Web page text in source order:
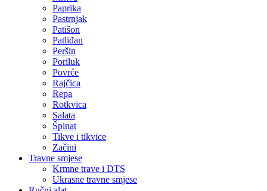
Paprika
Pastrnjak
Patišon
Patliđan
Peršin
Poriluk
Povrće
Rajčica
Repa
Rotkvica
Salata
Špinat
Tikve i tikvice
Začini
Travne smjese
Krmne trave i DTS
Ukrasne travne smjese